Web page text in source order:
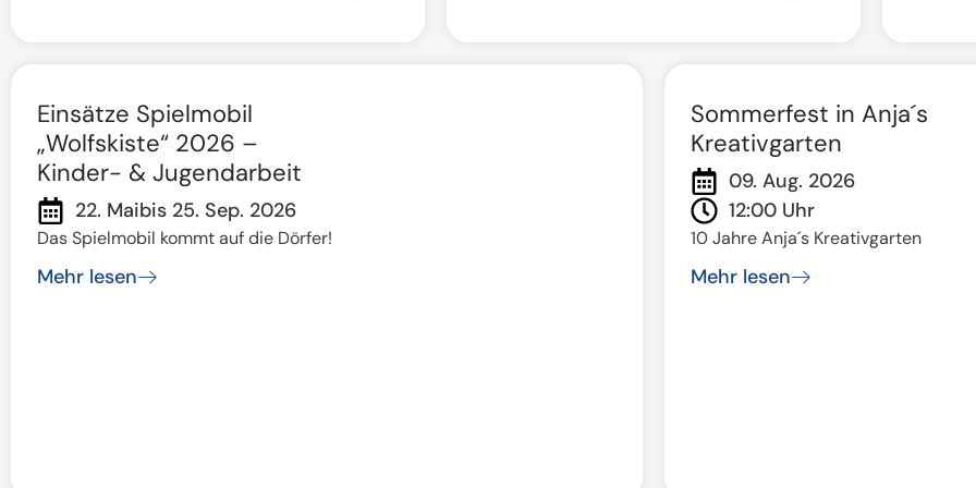
Einsätze Spielmobil
„Wolfskiste“ 2026 –
Kinder- & Jugendarbeit
22. Maibis 25. Sep. 2026
Das Spielmobil kommt auf die Dörfer!
Mehr lesen
Sommerfest in Anja´s
Kreativgarten
09. Aug. 2026
12:00 Uhr
10 Jahre Anja´s Kreativgarten
Mehr lesen